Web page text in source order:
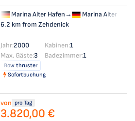
Marina Alter Hafen→
Marina Alter
6.2 km from Zehdenick
Jahr:2000 Kabinen:1
Max. Gäste:3 Badezimmer:1
Bow thruster
Sofortbuchung
von pro Tag
3.820,00 €